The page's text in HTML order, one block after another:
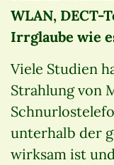
WLAN, DECT-
Irrglaube wie
Viele Studien
Strahlung von
unterhalb der
wirksam ist